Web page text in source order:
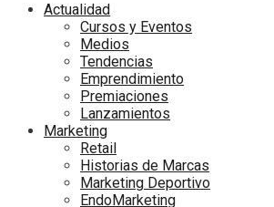
Actualidad
Cursos y Eventos
Medios
Tendencias
Emprendimiento
Premiaciones
Lanzamientos
Marketing
Retail
Historias de Marcas
Marketing Deportivo
EndoMarketing